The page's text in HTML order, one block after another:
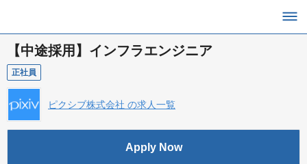
【中途採用】インフラエンジニア
正社員
ピクシブ株式会社 の求人一覧
Apply Now